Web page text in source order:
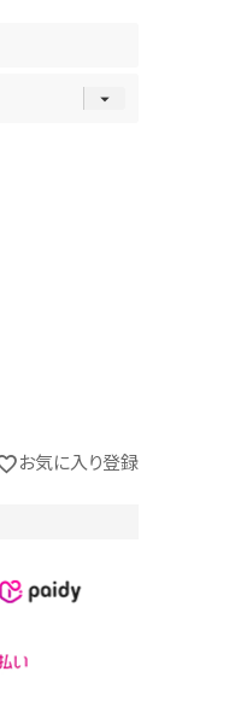
お気に入り登録